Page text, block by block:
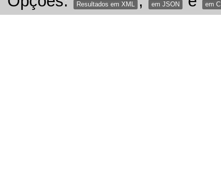
Resultados em XML em JSON em